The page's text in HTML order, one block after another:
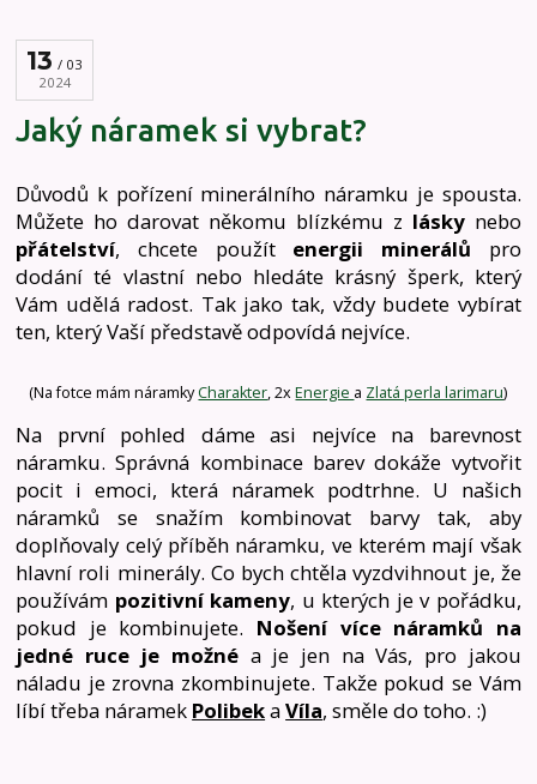
13
03
2024
Jaký náramek si vybrat?
Důvodů k pořízení minerálního náramku je spousta.
Můžete ho darovat někomu blízkému z lásky nebo
přátelství, chcete použít energii minerálů pro
dodání té vlastní nebo hledáte krásný šperk, který
Vám udělá radost. Tak jako tak, vždy budete vybírat
ten, který Vaší představě odpovídá nejvíce.
(Na fotce mám náramkyCharakter, 2xEnergie a Zlatá perla larimaru)
Na první pohled dáme asi nejvíce na barevnost
náramku. Správná kombinace barev dokáže vytvořit
pocit i emoci, která náramek podtrhne. U našich
náramků se snažím kombinovat barvy tak, aby
doplňovaly celý příběh náramku, ve kterém mají však
hlavní roli minerály. Co bych chtěla vyzdvihnout je, že
používám pozitivní kameny, u kterých je v pořádku,
pokud je kombinujete. Nošení více náramků na
jedné ruce je možné a je jen na Vás, pro jakou
náladu je zrovna zkombinujete. Takže pokud se Vám
líbí třeba náramek PolibekaVíla, směle do toho. :)